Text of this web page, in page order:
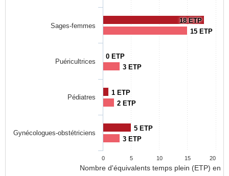
Nombre d'équivalents temps plein (ETP) en
18 ETP
0 ETP
1 ETP
5 ETP
15 ETP
3 ETP
2 ETP
3 ETP
Sages-femmes
Puéricultrices
Pédiatres
Gynécologues-obstétriciens
0 5 10 15 20